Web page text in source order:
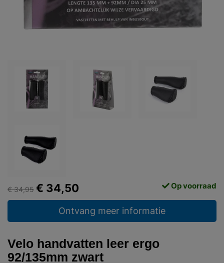
€ 34,95 € 34,50 Op voorraad
Ontvang meer informatie
Velo handvatten leer ergo
92/135mm zwart